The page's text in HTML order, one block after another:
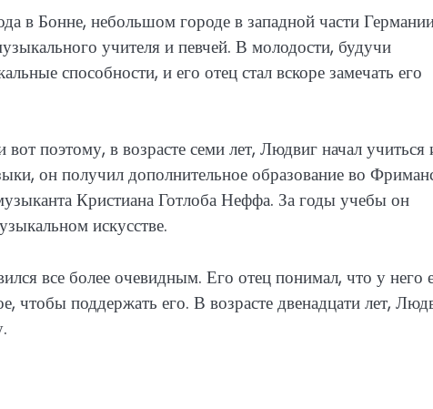
в Бонне, небольшом городе в западной части
учителя и певчей. В молодости, будучи
способности, и его отец стал вскоре замечать его
поэтому, в возрасте семи лет, Людвиг начал учиться
он получил дополнительное образование во
Кристиана Готлоба Неффа. За годы учебы он
искусстве.
все более очевидным. Его отец понимал, что у него
чтобы поддержать его. В возрасте двенадцати лет,